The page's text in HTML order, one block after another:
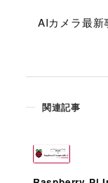
関連記事
AIカメラ最新